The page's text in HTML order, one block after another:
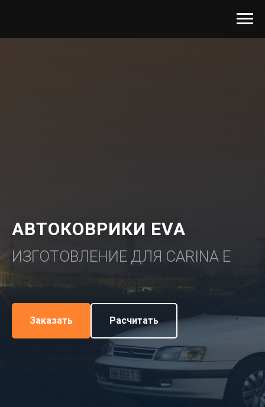
АВТОКОВРИКИ EVA
ИЗГОТОВЛЕНИЕ ДЛЯ CARINA E
Заказать Расчитать